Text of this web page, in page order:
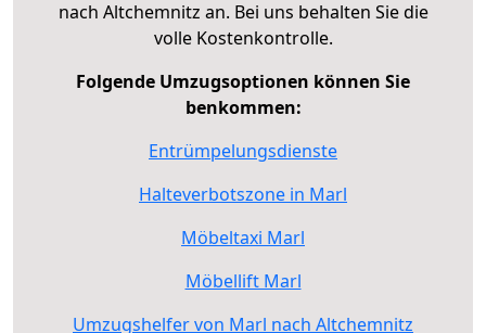
nach Altchemnitz an. Bei uns behalten Sie die
volle Kostenkontrolle.
Folgende Umzugsoptionen können Sie
benkommen:
Entrümpelungsdienste
Halteverbotszone in Marl
Möbeltaxi Marl
Möbellift Marl
Umzugshelfer von Marl nach Altchemnitz